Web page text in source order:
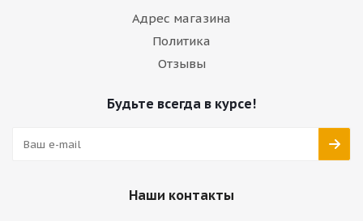
Адрес магазина
Политика
Отзывы
Будьте всегда в курсе!
Наши контакты